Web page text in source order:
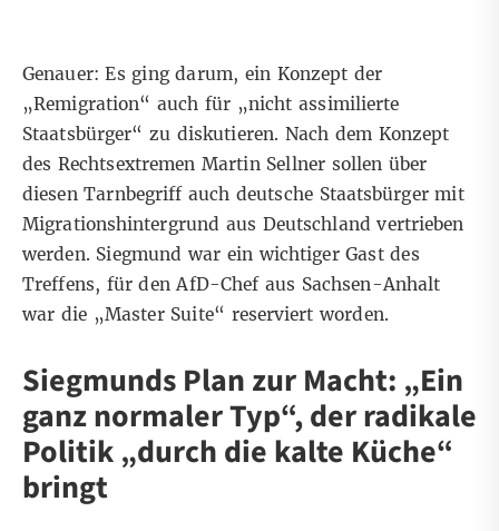
Genauer: Es ging darum, ein Konzept der
„Remigration“ auch für „nicht assimilierte
Staatsbürger“ zu diskutieren. Nach dem Konzept
des Rechtsextremen Martin Sellner sollen über
diesen Tarnbegriff auch deutsche Staatsbürger mit
Migrationshintergrund aus Deutschland vertrieben
werden. Siegmund war ein wichtiger Gast des
Treffens, für den AfD-Chef aus Sachsen-Anhalt
war die „Master Suite“ reserviert worden.
Siegmunds Plan zur Macht: „Ein
ganz normaler Typ“, der radikale
Politik „durch die kalte Küche“
bringt